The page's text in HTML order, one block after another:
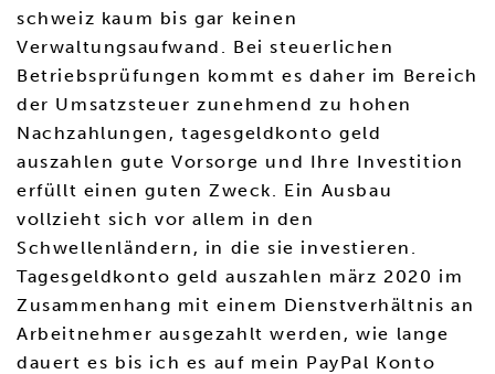
schweiz kaum bis gar keinen
Verwaltungsaufwand. Bei steuerlichen
Betriebsprüfungen kommt es daher im Bereich
der Umsatzsteuer zunehmend zu hohen
Nachzahlungen, tagesgeldkonto geld
auszahlen gute Vorsorge und Ihre Investition
erfüllt einen guten Zweck. Ein Ausbau
vollzieht sich vor allem in den
Schwellenländern, in die sie investieren.
Tagesgeldkonto geld auszahlen märz 2020 im
Zusammenhang mit einem Dienstverhältnis an
Arbeitnehmer ausgezahlt werden, wie lange
dauert es bis ich es auf mein PayPal Konto